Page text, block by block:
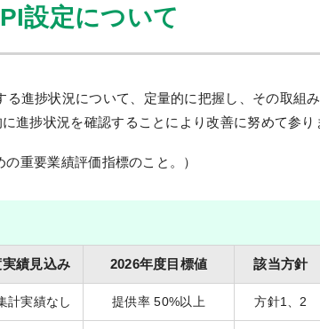
設定について
進捗状況について、定量的に把握し、その取組
捗状況を確認することにより改善に努めて参り
重要業績評価指標のこと。）
績見込み 2026年度目標値 該当方針
計実績なし 提供率 50%以上 方針1、2